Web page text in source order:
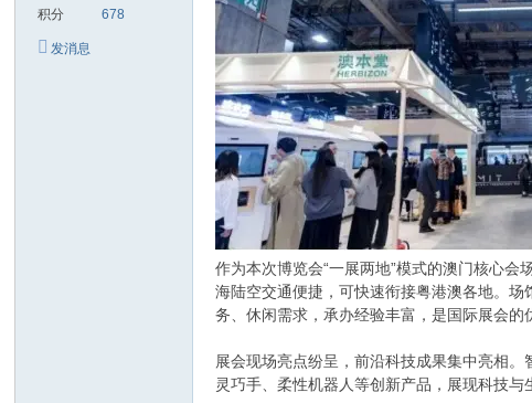
积分 678
发消息
作为本次博览会“一展两地”模式的澳门核心
海陆空交通便捷，可快速衔接粤港澳各地。
务、休闲需求，承办经验丰富，是国际展会的
展会现场亮点纷呈，前沿科技成果集中亮相
灵巧手、柔性机器人等创新产品，展现科技